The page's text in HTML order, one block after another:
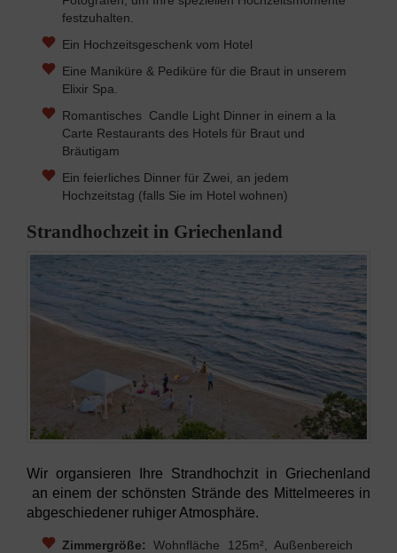
festzuhalten.
Ein Hochzeitsgeschenk vom Hotel
Eine Maniküre & Pediküre für die Braut in unserem
Elixir Spa.
Romantisches Candle Light Dinner in einem a la
Carte Restaurants des Hotels für Braut und
Bräutigam
Ein feierliches Dinner für Zwei, an jedem
Hochzeitstag (falls Sie im Hotel wohnen)
Strandhochzeit in Griechenland
Wir organsieren Ihre Strandhochzit in Griechenland
an einem der schönsten Strände des Mittelmeeres in
abgeschiedener ruhiger Atmosphäre.
Zimmergröße:Wohnfläche 125m², Außenbereich